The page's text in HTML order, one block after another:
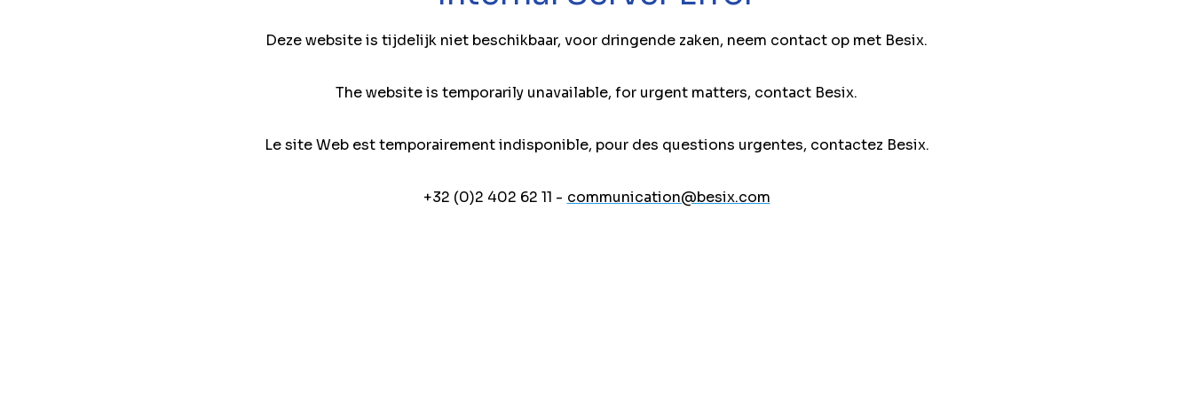
Deze website is tijdelijk niet beschikbaar, voor dringende zaken, neem contact op met Besix.
The website is temporarily unavailable, for urgent matters, contact Besix.
Le site Web est temporairement indisponible, pour des questions urgentes, contactez Besix.
+32 (0)2 402 62 11 - communication@besix.com